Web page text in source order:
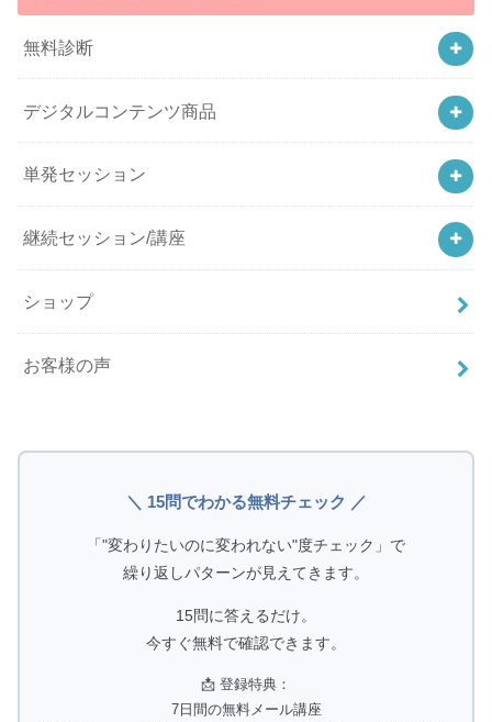
無料診断
デジタルコンテンツ商品
単発セッション
継続セッション/講座
ショップ
お客様の声
＼ 15問でわかる無料チェック ／
「"変わりたいのに変われない"度チェック」で
繰り返しパターンが見えてきます。
15問に答えるだけ。
今すぐ無料で確認できます。
📩 登録特典：
7日間の無料メール講座